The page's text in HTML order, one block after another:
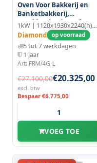
Oven Voor Bakkerij en
Banketbakkerij,
Ronddraaiend, 15 of 18
Niv.(450x650 mm of
500x700 Mm)
1kW | 1120x1930x2240(h)mm
Diamond op voorraad
5 tot 7 werkdagen
1 jaar
Art: FRM/4G-L
€27.100,00€20.325,00
excl. btw
Bespaar €6.775,00
VOEG TOE